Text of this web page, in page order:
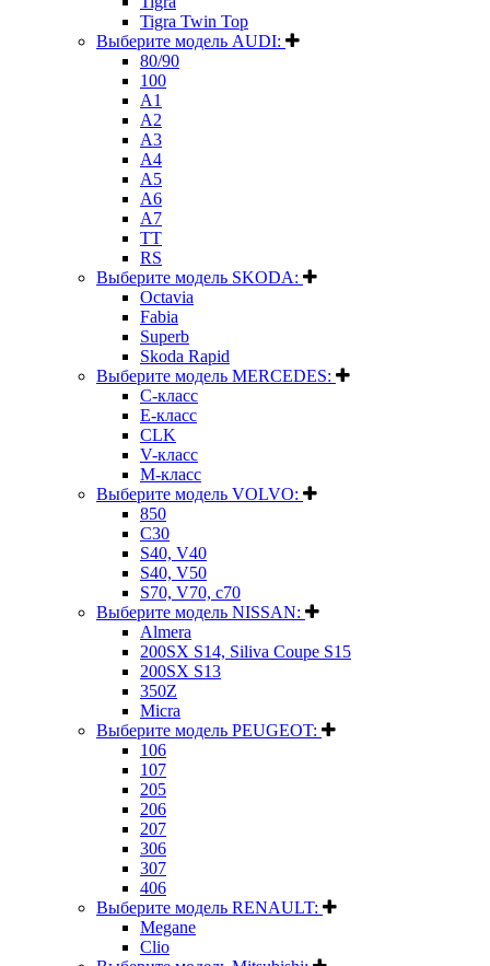
Tigra Twin Top
Выберите модель AUDI:
80/90
100
A1
A2
A3
A4
A5
A6
A7
TT
RS
Выберите модель SKODA:
Octavia
Fabia
Superb
Skoda Rapid
Выберите модель MERCEDES:
C-класс
E-класс
CLK
V-класс
M-класс
Выберите модель VOLVO:
850
C30
S40, V40
S40, V50
S70, V70, c70
Выберите модель NISSAN:
Almera
200SX S14, Siliva Coupe S15
200SX S13
350Z
Micra
Выберите модель PEUGEOT:
106
107
205
206
207
306
307
406
Выберите модель RENAULT:
Megane
Clio